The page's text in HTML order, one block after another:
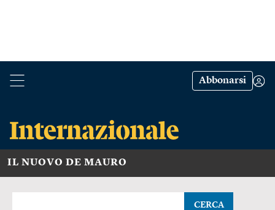
Abbonarsi
IL NUOVO DE MAURO
CERCA